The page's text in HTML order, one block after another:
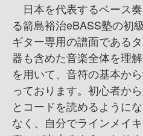
日本を代表するベース
る箭島裕治eBASS塾の初
ギター専用の譜面である
器も含めた音楽全体を理
を用いて、音符の基本か
っております。初心者か
とコードを読めるように
なく、自分でラインメイ